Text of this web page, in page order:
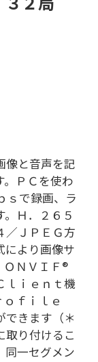
像と音声を記
ＰＣを使わ
ｓで録画、ラ
Ｈ．２６５
／ＪＰＥＧ方
により画像サ
ＯＮＶＩＦ®
ｉｅｎｔ機
ｏｆｉｌｅ
できます（＊
取り付けるこ
同一セグメン